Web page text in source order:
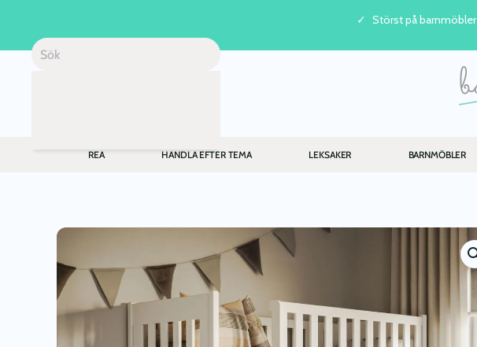
Skip to main content
Störst på barnmöbler
REA HANDLA EFTER TEMA LEKSAKER BARNMÖBLER